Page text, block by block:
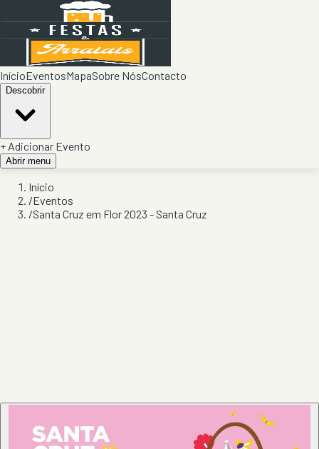
InícioEventosMapaSobre NósContacto
Descobrir
+ Adicionar Evento
Abrir menu
Início
/Eventos
/Santa Cruz em Flor 2023 - Santa Cruz